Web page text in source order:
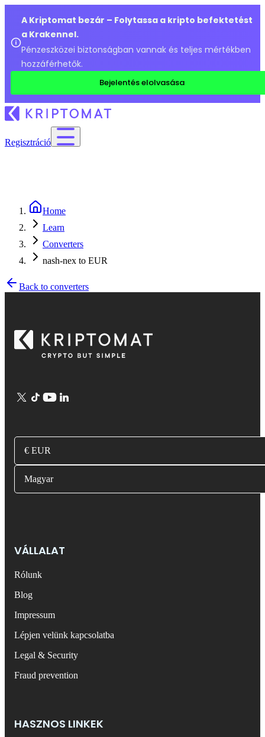
A Kriptomat bezár – Folytassa a kripto befektetést
a Krakennel.
Pénzeszközei biztonságban vannak és teljes mértékben
hozzáférhetők.
Bejelentés elolvasása
Regisztráció
Home
Learn
Converters
nash-nex to EUR
Back to converters
€ EUR
Magyar
VÁLLALAT
Rólunk
Blog
Impressum
Lépjen velünk kapcsolatba
Legal & Security
Fraud prevention
HASZNOS LINKEK